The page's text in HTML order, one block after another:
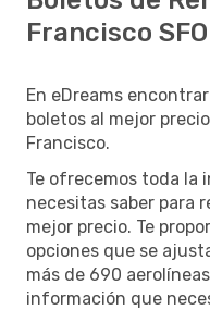
Francisco SFO
En eDreams
boletos al mejor
Francisco.
Te ofrecemos toda la
necesitas saber para
mejor precio. Te
opciones que se
más de 690
información que